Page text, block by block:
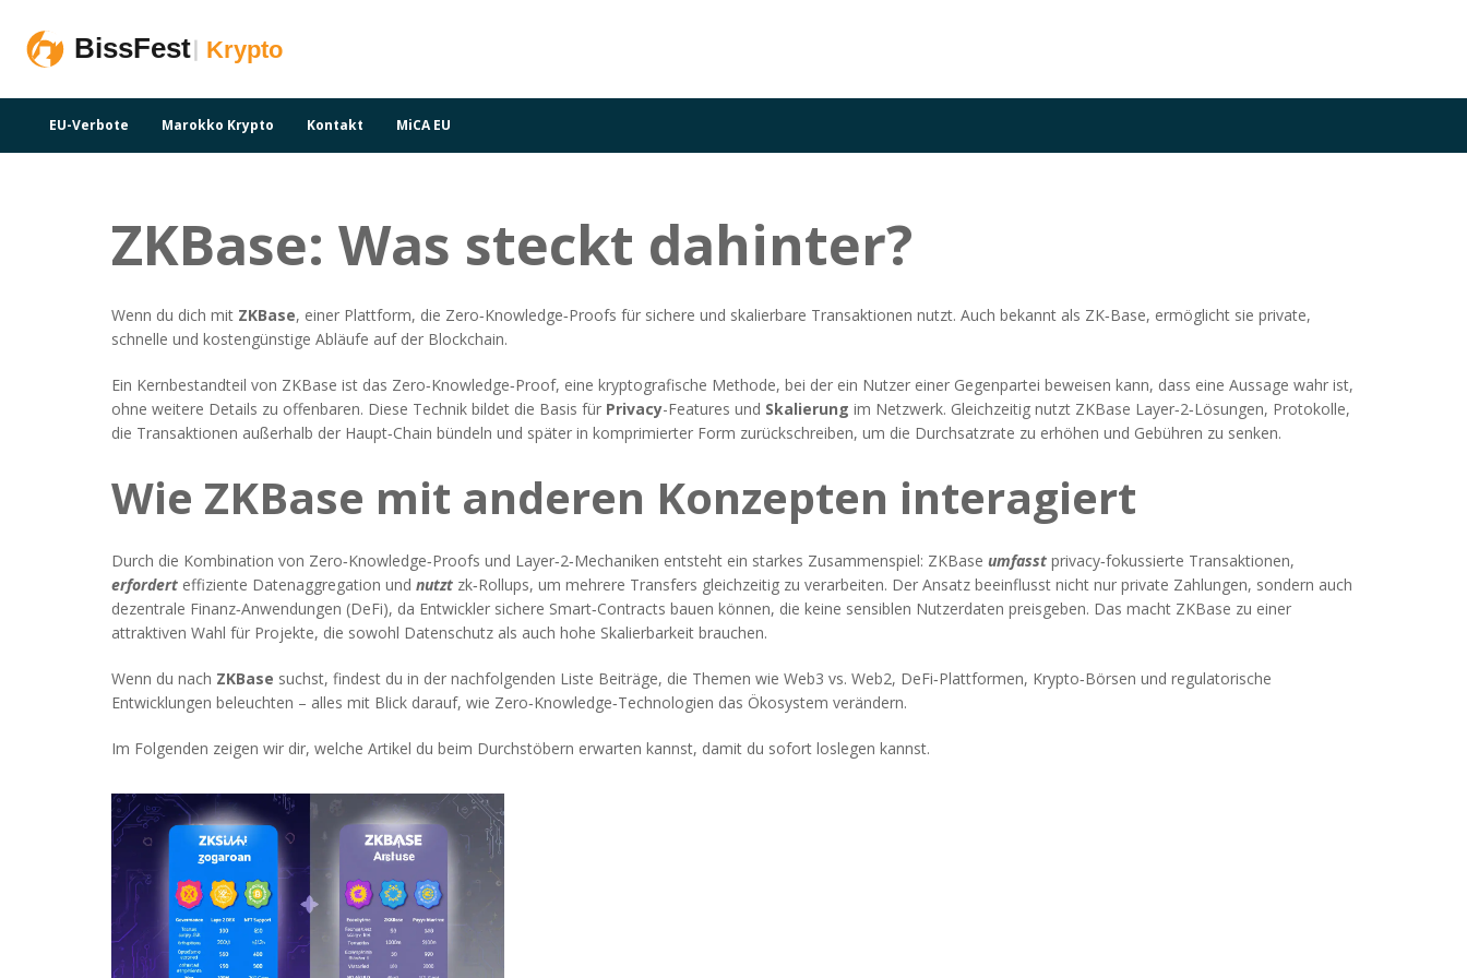
EU-Verbote Marokko Krypto Kontakt MiCA EU
ZKBase: Was steckt dahinter?
Wenn du dich mit ZKBase, einer Plattform, die Zero‑Knowledge‑Proofs für sichere und skalierbare Transaktionen nutzt. Auch bekannt als ZK‑Base, ermöglicht sie private,
schnelle und kostengünstige Abläufe auf der Blockchain.
Ein Kernbestandteil von ZKBase ist das Zero‑Knowledge‑Proof, eine kryptografische Methode, bei der ein Nutzer einer Gegenpartei beweisen kann, dass eine Aussage wahr ist,
ohne weitere Details zu offenbaren. Diese Technik bildet die Basis für Privacy-Features und Skalierung im Netzwerk. Gleichzeitig nutzt ZKBase Layer‑2‑Lösungen, Protokolle,
die Transaktionen außerhalb der Haupt‑Chain bündeln und später in komprimierter Form zurückschreiben, um die Durchsatzrate zu erhöhen und Gebühren zu senken.
Wie ZKBase mit anderen Konzepten interagiert
Durch die Kombination von Zero‑Knowledge‑Proofs und Layer‑2‑Mechaniken entsteht ein starkes Zusammenspiel: ZKBase umfasst privacy‑fokussierte Transaktionen,
erfordert effiziente Datenaggregation und nutzt zk‑Rollups, um mehrere Transfers gleichzeitig zu verarbeiten. Der Ansatz beeinflusst nicht nur private Zahlungen, sondern auch
dezentrale Finanz‑Anwendungen (DeFi), da Entwickler sichere Smart‑Contracts bauen können, die keine sensiblen Nutzerdaten preisgeben. Das macht ZKBase zu einer
attraktiven Wahl für Projekte, die sowohl Datenschutz als auch hohe Skalierbarkeit brauchen.
Wenn du nach ZKBase suchst, findest du in der nachfolgenden Liste Beiträge, die Themen wie Web3 vs. Web2, DeFi‑Plattformen, Krypto‑Börsen und regulatorische
Entwicklungen beleuchten – alles mit Blick darauf, wie Zero‑Knowledge‑Technologien das Ökosystem verändern.
Im Folgenden zeigen wir dir, welche Artikel du beim Durchstöbern erwarten kannst, damit du sofort loslegen kannst.